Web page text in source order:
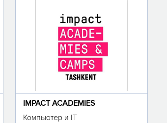
IMPACT ACADEMIES
Компьютер и IT